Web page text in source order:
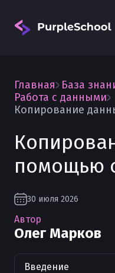
Главная База
Работа с данными
помощью
30 июля 2026
Автор
Олег Марков
Введение